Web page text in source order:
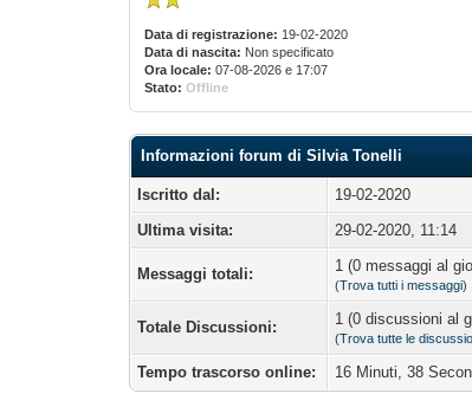
Data di registrazione: 19-02-2020
Data di nascita: Non specificato
Ora locale: 07-08-2026 e 17:07
Stato: Offline
Informazioni forum di Silvia Tonelli
Iscritto dal:
19-02-2020
Ultima visita:
29-02-2020, 11:14
Messaggi totali: 1 (0 messaggi al
(Trova tutti i messaggi)
Totale Discussioni: 1 (0 discussioni al
(Trova tutte le
Tempo trascorso online: 16 Minuti, 38